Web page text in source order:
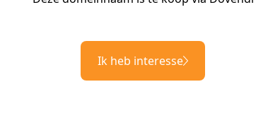
Ik heb interesse